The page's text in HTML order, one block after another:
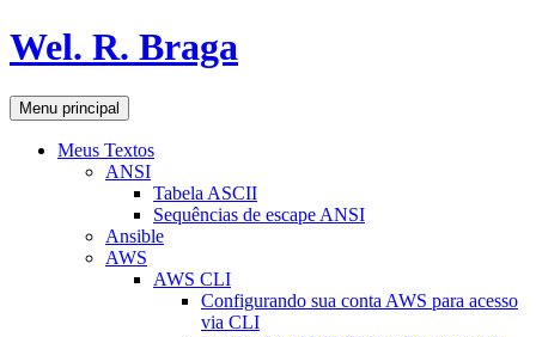
Pular
para
conteúdo
Wel. R. Braga
Pesquisar
Menu principal
Meus Textos
ANSI
Tabela ASCII
Sequências de escape ANSI
Ansible
AWS
AWS CLI
Configurando sua conta AWS para acesso
via CLI